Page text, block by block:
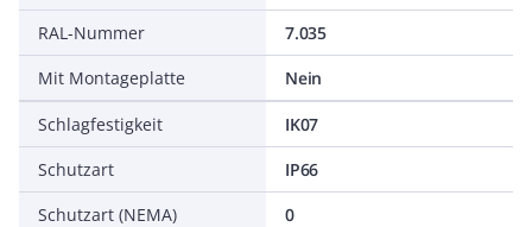
RAL-Nummer
7.035
Mit Montageplatte
Nein
Schlagfestigkeit
IK07
Schutzart
IP66
Schutzart (NEMA)
0